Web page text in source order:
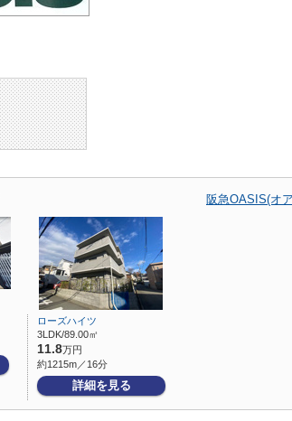
阪急OASIS(オ
ローズハイツ
3LDK/89.00㎡
11.8万円
約1215m／16分
詳細を見る